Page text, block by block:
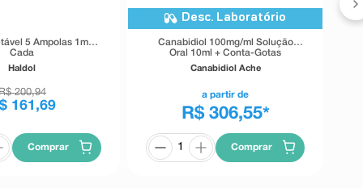
5 Ampolas 1ml
Cada
Haldol
200,94
161 ,69
Comprar
Desc. Laboratório
Canabidiol 100mg/ml Solução
Oral 10ml + Conta-Gotas
Canabidiol Ache
a partir de
R$ 306,55*
Comprar